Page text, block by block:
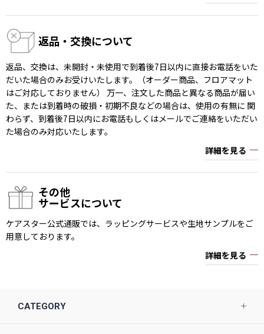
返品・交換について
返品、交換は、未開封・未使用で到着後7日以内に直接お電話をいた
だいた場合のみお受けいたします。（オーダー商品、フロアマット
はご対応しておりません） 万一、注文した商品と異なる商品が届い
た、または到着時の破損・初期不良などの場合は、使用の有無に 関
わらず、到着後7日以内にお電話もしくはメールでご連絡をいただい
た場合のみ対応いたします。
詳細を見る
その他
サービスについて
ケアスター公式通販では、ラッピングサービスや生地サンプルをご
用意しております。
詳細を見る
CATEGORY